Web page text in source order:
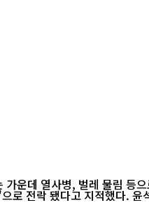
운데 열사병, 벌레 물림 등
로 전락 됐다고 지적했다.